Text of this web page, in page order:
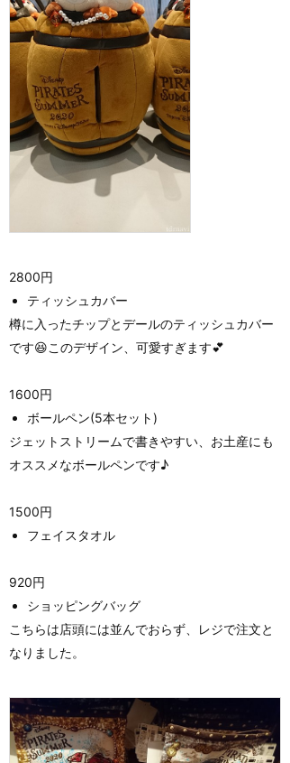
2800円
ティッシュカバー
樽に入ったチップとデールのティッシュカバー
です😆このデザイン、可愛すぎます💕
1600円
ボールペン(5本セット)
ジェットストリームで書きやすい、お土産にも
オススメなボールペンです♪
1500円
フェイスタオル
920円
ショッピングバッグ
こちらは店頭には並んでおらず、レジで注文と
なりました。